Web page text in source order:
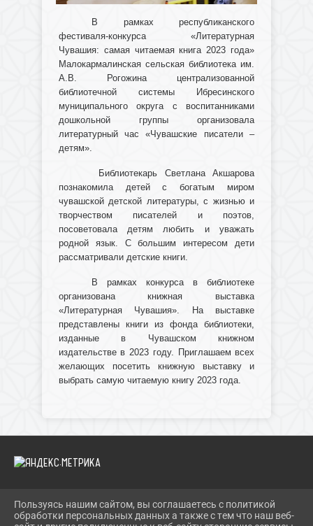
В рамках республиканского
фестиваля-конкурса «Литературная
Чувашия: самая читаемая книга 2023 года»
Малокармалинская сельская библиотека им.
А.В. Рогожина централизованной
библиотечной системы Ибресинского
муниципального округа с воспитанниками
дошкольной группы организовала
литературный час «Чувашские писатели –
детям».
Библиотекарь Светлана Акшарова
познакомила детей с богатым миром
чувашской детской литературы, с жизнью и
творчеством писателей и поэтов,
посоветовала детям любить и уважать
родной язык. С большим интересом дети
рассматривали детские книги.
В рамках конкурса в библиотеке
организована книжная выставка
«Литературная Чувашия». На выставке
представлены книги из фонда библиотеки,
изданные в Чувашском книжном
издательстве в 2023 году. Приглашаем всех
желающих посетить книжную выставку и
выбрать самую читаемую книгу 2023 года.
2026 Г. IBRBIB.RU
ВХОД
Пользуясь нашим сайтом, вы соглашаетесь с политикой
обработки персональных данных а также с тем что наш веб-